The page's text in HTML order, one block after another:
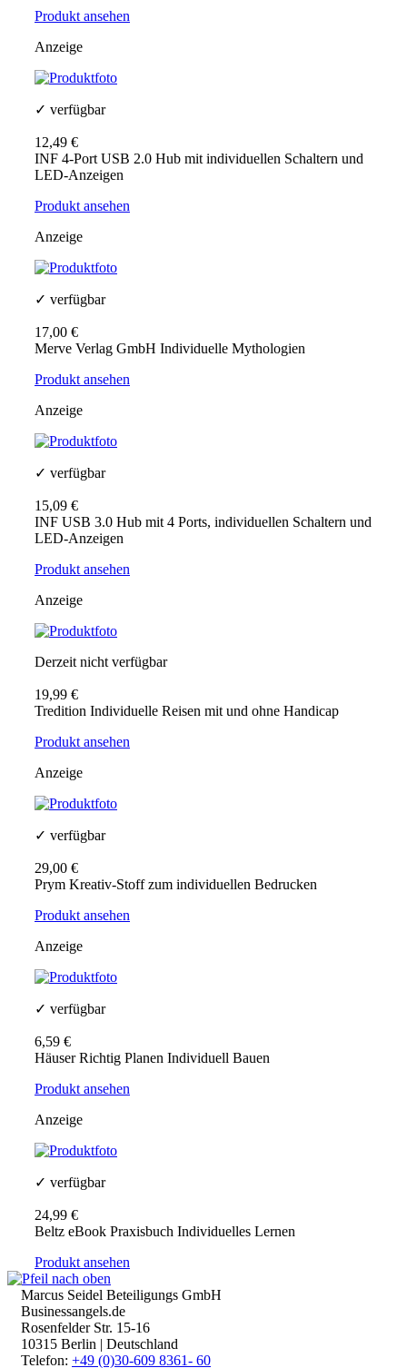
Produkt ansehen
Anzeige
✓ verfügbar
12,49 €
INF 4-Port USB 2.0 Hub mit individuellen Schaltern und
LED-Anzeigen
Produkt ansehen
Anzeige
✓ verfügbar
17,00 €
Merve Verlag GmbH Individuelle Mythologien
Produkt ansehen
Anzeige
✓ verfügbar
15,09 €
INF USB 3.0 Hub mit 4 Ports, individuellen Schaltern und
LED-Anzeigen
Produkt ansehen
Anzeige
Derzeit nicht verfügbar
19,99 €
Tredition Individuelle Reisen mit und ohne Handicap
Produkt ansehen
Anzeige
✓ verfügbar
29,00 €
Prym Kreativ-Stoff zum individuellen Bedrucken
Produkt ansehen
Anzeige
✓ verfügbar
6,59 €
Häuser Richtig Planen Individuell Bauen
Produkt ansehen
Anzeige
✓ verfügbar
24,99 €
Beltz eBook Praxisbuch Individuelles Lernen
Produkt ansehen
Marcus Seidel Beteiligungs GmbH
Businessangels.de
Rosenfelder Str. 15-16
10315 Berlin | Deutschland
Telefon: +49 (0)30-609 8361- 60